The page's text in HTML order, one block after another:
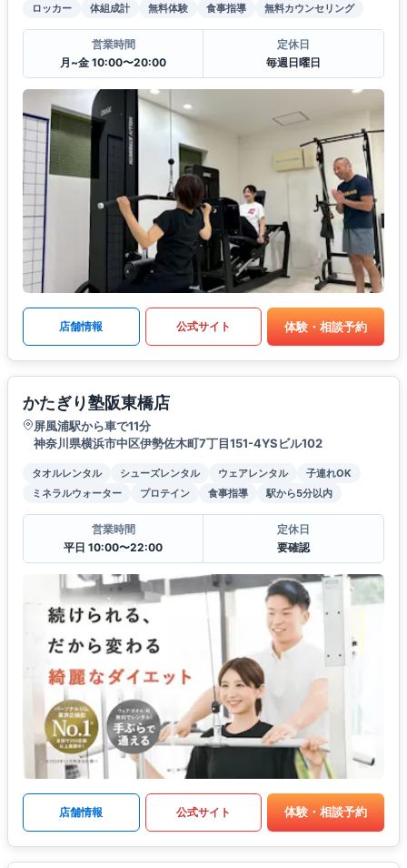
ロッカー
体組成計 無料体験 食事指導 無料カウンセリング
営業時間
月~金 10:00〜20:00
定休日
毎週日曜日
店舗情報 公式サイト 体験・相談予約
かたぎり塾阪東橋店
屏風浦駅から車で11分
神奈川県横浜市中区伊勢佐木町7丁目151-4YSビル102
タオルレンタル シューズレンタル ウェアレンタル
子連れOK
ミネラルウォーター
プロテイン 食事指導 駅から5分以内
営業時間
平日 10:00〜22:00
定休日
要確認
店舗情報 公式サイト 体験・相談予約